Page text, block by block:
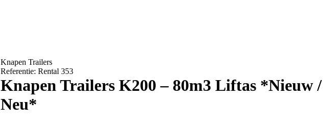
Knapen Trailers
Referentie: Rental 353
Knapen Trailers K200 – 80m3 Liftas *Nieuw /
Neu*